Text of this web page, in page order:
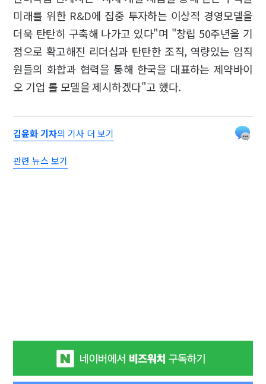
미래를 위한 R&D에 집중 투자하는 이상적 경영모델을
더욱 탄탄히 구축해 나가고 있다"며 "창립 50주년을 기
점으로 확고해진 리더십과 탄탄한 조직, 역량있는 임직
원들의 화합과 협력을 통해 한국을 대표하는 제약바이
오 기업 롤 모델을 제시하겠다"고 했다.
김윤화 기자의 기사 더 보기
관련 뉴스 보기